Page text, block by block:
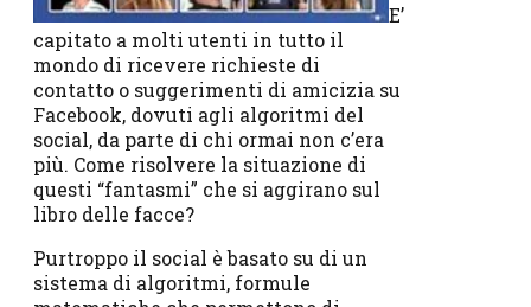
E’
capitato a molti utenti in tutto il
mondo di ricevere richieste di
contatto o suggerimenti di amicizia su
Facebook, dovuti agli algoritmi del
social, da parte di chi ormai non c’era
più. Come risolvere la situazione di
questi “fantasmi” che si aggirano sul
libro delle facce?
Purtroppo il social è basato su di un
sistema di algoritmi, formule